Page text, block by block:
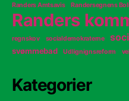
Randers Amtsavis Randersegnens
Randers
regnskov
socialdemokraterne
svømmebad Udlignignsreform
Kategorier